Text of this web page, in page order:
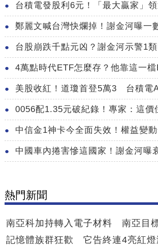
台積電發股利6元！「最大贏家」
鄭麗文喊台灣快爛掉！謝金河曝一
台股崩跌千點元凶？謝金河示警1
4萬點時代ETF怎麼存？他靠這一
美股收紅！道瓊首登5萬3 台積電
0056配1.35元破紀錄！專家：這價
中信金1神卡今全面失效！權益變
中國車內捲害慘這國家！謝金河曝
熱門新聞
南亞科加持轉入電子材料 南亞目
記憶體族群狂歡 它告終連4亮紅燈